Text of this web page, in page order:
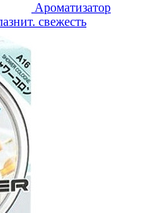
Ароматизатор
свежесть